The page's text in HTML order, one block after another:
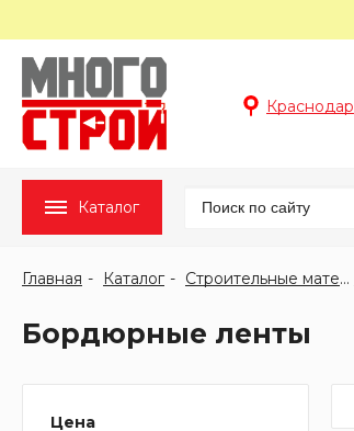
Краснодар
Каталог
Главная Каталог Строительные материалы
Бордюрные ленты
Цена